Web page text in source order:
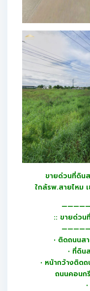
ขายด่วนที่ดิน
ใกล้รพ.สายไหม
:: ขายด่วน
• ติดถนนส
• ที่ดิน
• หน้ากว้างติด
ถนนคอนก